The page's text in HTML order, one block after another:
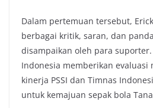
Dalam pertemuan tersebut,
berbagai kritik, saran, dan
disampaikan oleh para
Indonesia memberikan evaluasi
kinerja PSSI dan Timnas
untuk kemajuan sepak bola